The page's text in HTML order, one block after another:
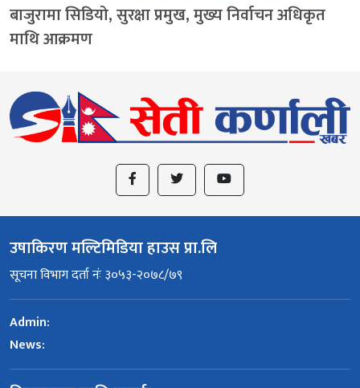
बाजुरामा सिडियो, सुरक्षा प्रमुख, मुख्य निर्वाचन अधिकृत
माथि आक्रमण
उषाकिरण मल्टिमिडिया हाउस प्रा.लि
सूचना विभाग दर्ता नंः ३०५३-२०७८/७९
Admin:
News: